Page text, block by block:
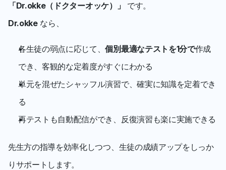
「Dr.okke（ドクターオッケ）」
です。
Dr.okke なら、
各生徒の弱点に応じて、個別最適なテストを1分で作成
でき、客観的な定着度がすぐにわかる
単元を混ぜたシャッフル演習で、確実に知識を定着でき
る
再テストも自動配信ができ、反復演習も楽に実施できる
先生方の指導を効率化しつつ、生徒の成績アップをしっか
りサポートします。